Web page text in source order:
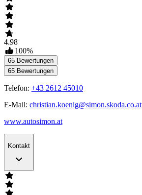
4.98
100%
65 Bewertungen
65 Bewertungen
Telefon: +43 2612 45010
E-Mail: christian.koenig@simon.skoda.co.at
www.autosimon.at
Kontakt